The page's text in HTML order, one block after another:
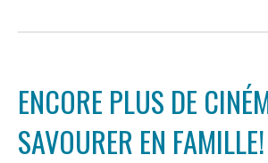
ENCORE PLUS DE
SAVOURER EN FAMILLE!